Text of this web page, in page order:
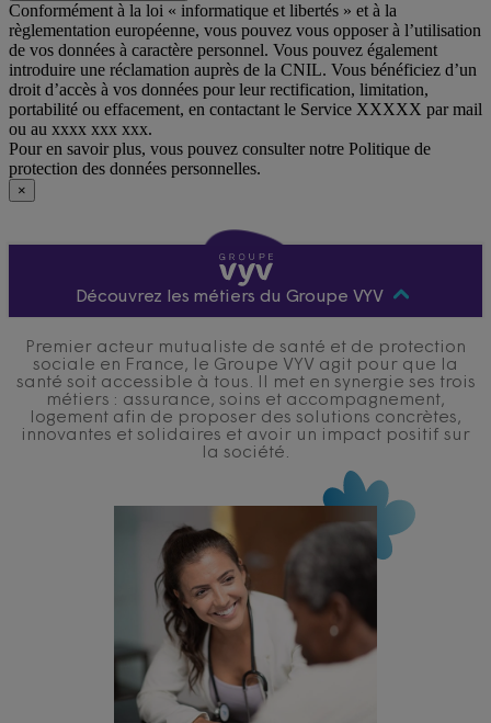
Conformément à la loi « informatique et libertés » et à la
règlementation européenne, vous pouvez vous opposer à l’utilisation
de vos données à caractère personnel. Vous pouvez également
introduire une réclamation auprès de la CNIL. Vous bénéficiez d’un
droit d’accès à vos données pour leur rectification, limitation,
portabilité ou effacement, en contactant le Service XXXXX par mail
ou au xxxx xxx xxx.
Pour en savoir plus, vous pouvez consulter notre Politique de
protection des données personnelles.
×
Découvrez les métiers du Groupe VYV
Premier acteur mutualiste de santé et de protection
sociale en France, le Groupe VYV agit pour que la
santé soit accessible à tous. Il met en synergie ses trois
métiers : assurance, soins et accompagnement,
logement afin de proposer des solutions concrètes,
innovantes et solidaires et avoir un impact positif sur
la société.